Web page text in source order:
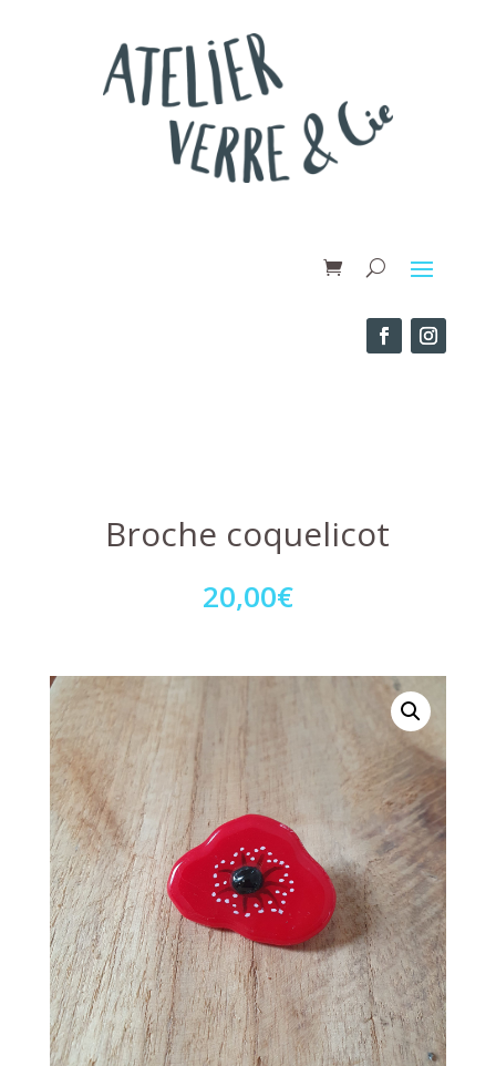
Broche coquelicot
20,00€